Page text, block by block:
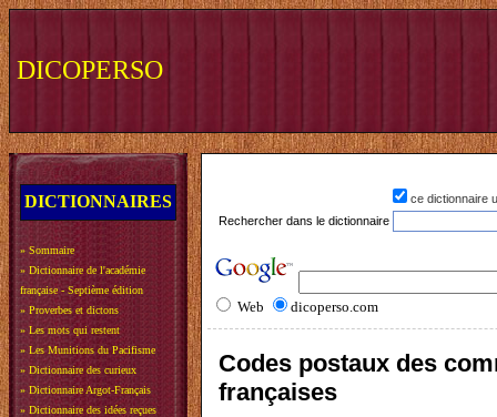
DICOPERSO
DICTIONNAIRES
» Sommaire
» Dictionnaire de l'académie
française - Septième édition
» Proverbes et dictons
» Les mots qui restent
» Les Munitions du Pacifisme
» Dictionnaire des curieux
» Dictionnaire Argot-Français
» Dictionnaire des idées reçues
ce dictionnaire
Rechercher dans le dictionnaire
Web dicoperso.com
Codes postaux des
françaises